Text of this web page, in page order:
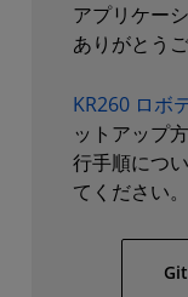
アプリケー
ありがとう
KR260 ロボ
ットアップ
行手順につ
てください。